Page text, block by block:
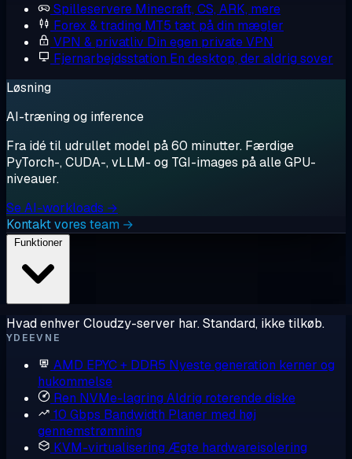
Spilleservere Minecraft, CS, ARK, mere
Forex & trading MT5 tæt på din mægler
VPN & privatliv Din egen private VPN
Fjernarbejdsstation En desktop, der aldrig sover
Løsning
AI-træning og inference
Fra idé til udrullet model på 60 minutter. Færdige
PyTorch-, CUDA-, vLLM- og TGI-images på alle GPU-
niveauer.
Se AI-workloads →
Kontakt vores team →
Funktioner
Hvad enhver Cloudzy-server har. Standard, ikke tilkøb.
YDEEVNE
AMD EPYC + DDR5 Nyeste generation kerner og
hukommelse
Ren NVMe-lagring Aldrig roterende diske
10 Gbps Bandwidth Planer med høj
gennemstrømning
KVM-virtualisering Ægte hardwareisolering